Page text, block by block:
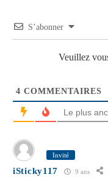
S’abonner
Veuillez
4 COMMENTAIRES
Le plus
Invité
iSticky117 9 ans